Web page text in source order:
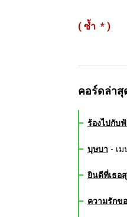
( ซ้ำ * )
คอร์ดล่าสุ
ร้องไปกับ
บุษบา - เ
ยินดีที่เธอ
ความรักข